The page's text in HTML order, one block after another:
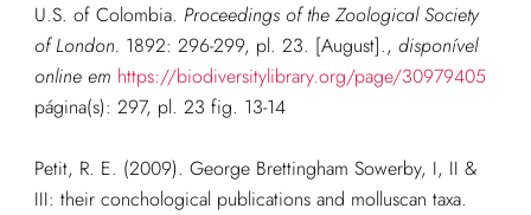
U.S. of Colombia. Proceedings of the Zoological Society
of London. 1892: 296-299, pl. 23. [August]., disponível
online em https://biodiversitylibrary.org/page/30979405
página(s): 297, pl. 23 fig. 13-14
Petit, R. E. (2009). George Brettingham Sowerby, I, II &
III: their conchological publications and molluscan taxa.